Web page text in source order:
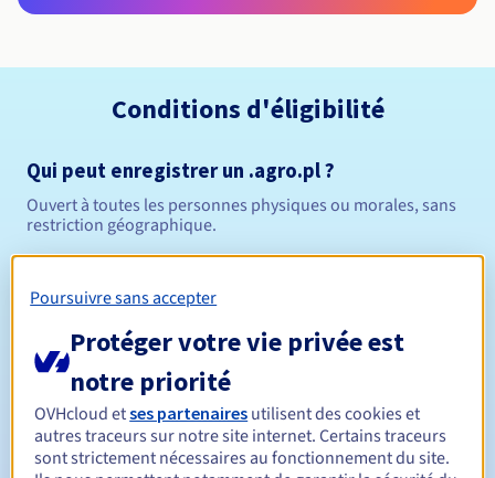
Conditions d'éligibilité
Qui peut enregistrer un .agro.pl ?
Ouvert à toutes les personnes physiques ou morales, sans
restriction géographique.
Durée de réservation Entre 1 et 10 ans
Durée de renouvellement Entre 1 et 10 ans
Poursuivre sans accepter
Protéger votre vie privée est
notre priorité
OVHcloud etses partenaires utilisent des cookies et
autres traceurs sur notre site internet. Certains traceurs
sont strictement nécessaires au fonctionnement du site.